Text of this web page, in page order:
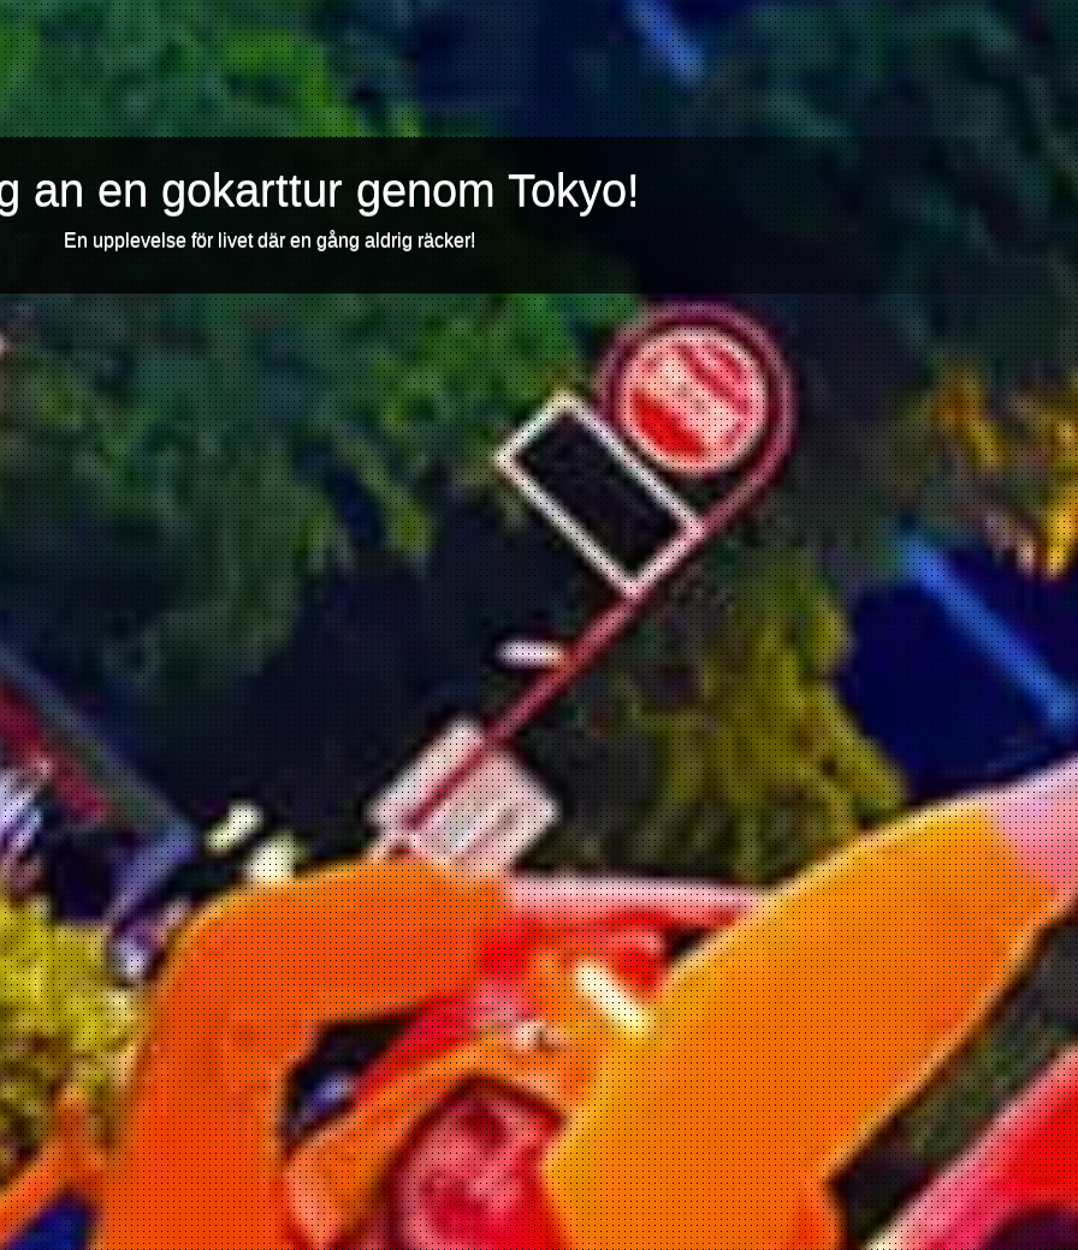
an en gokarttur genom Tokyo!
En upplevelse för livet där en gång aldrig räcker!